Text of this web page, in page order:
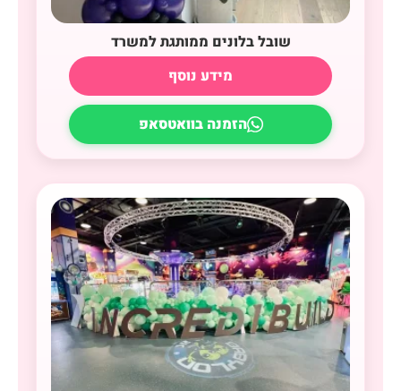
שובל בלונים ממותגת למשרד
מידע נוסף
הזמנה בוואטסאפ